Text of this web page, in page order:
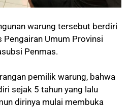
warung tersebut berdiri
Umum Provinsi
Penmas.
pemilik warung, bahwa
sejak 5 tahun yang lalu
dirinya mulai membuka